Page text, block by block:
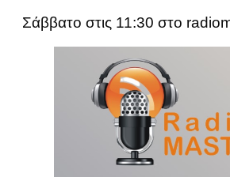
Σάββατο στις 11:30 στο